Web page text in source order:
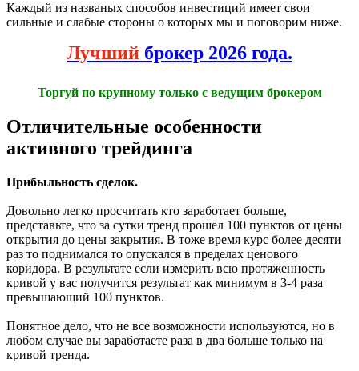
Каждый из названых способов инвестиций имеет свои
сильные и слабые стороны о которых мы и поговорим ниже.
Лучший брокер 2026 года.
Торгуй по крупному только с ведущим брокером
Отличительные особенности
активного трейдинга
Прибыльность сделок.
Довольно легко просчитать кто заработает больше,
представьте, что за сутки тренд прошел 100 пунктов от цены
открытия до цены закрытия. В тоже время курс более десяти
раз то поднимался то опускался в пределах ценового
коридора. В результате если измерить всю протяженность
кривой у вас получится результат как минимум в 3-4 раза
превышающий 100 пунктов.
Понятное дело, что не все возможности используются, но в
любом случае вы заработаете раза в два больше только на
кривой тренда.